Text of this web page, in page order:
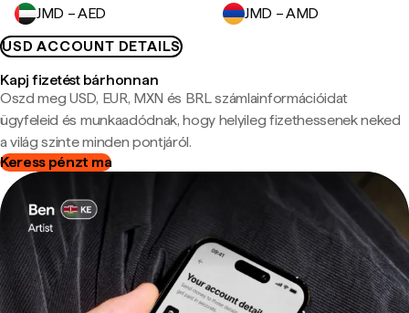
JMD – AED
JMD – AMD
USD ACCOUNT DETAILS
Kapj fizetést bárhonnan
Oszd meg USD, EUR, MXN és BRL számlainformációidat
ügyfeleid és munkaadódnak, hogy helyileg fizethessenek neked
a világ szinte minden pontjáról.
Keress pénzt ma